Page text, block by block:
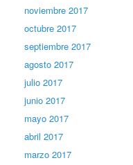
noviembre 2017
octubre 2017
septiembre 2017
agosto 2017
julio 2017
junio 2017
mayo 2017
abril 2017
marzo 2017